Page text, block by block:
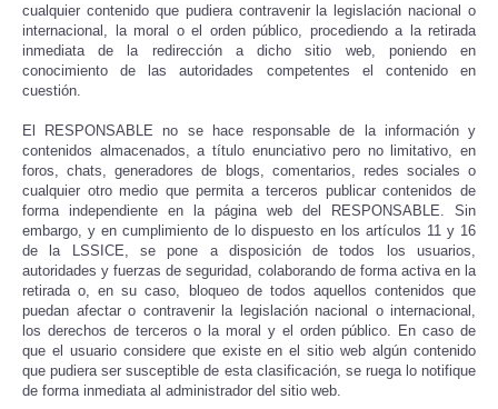
cualquier contenido que pudiera contravenir la legislación nacional o
internacional, la moral o el orden público, procediendo a la retirada
inmediata de la redirección a dicho sitio web, poniendo en
conocimiento de las autoridades competentes el contenido en
cuestión.
El RESPONSABLE no se hace responsable de la información y
contenidos almacenados, a título enunciativo pero no limitativo, en
foros, chats, generadores de blogs, comentarios, redes sociales o
cualquier otro medio que permita a terceros publicar contenidos de
forma independiente en la página web del RESPONSABLE. Sin
embargo, y en cumplimiento de lo dispuesto en los artículos 11 y 16
de la LSSICE, se pone a disposición de todos los usuarios,
autoridades y fuerzas de seguridad, colaborando de forma activa en la
retirada o, en su caso, bloqueo de todos aquellos contenidos que
puedan afectar o contravenir la legislación nacional o internacional,
los derechos de terceros o la moral y el orden público. En caso de
que el usuario considere que existe en el sitio web algún contenido
que pudiera ser susceptible de esta clasificación, se ruega lo notifique
de forma inmediata al administrador del sitio web.